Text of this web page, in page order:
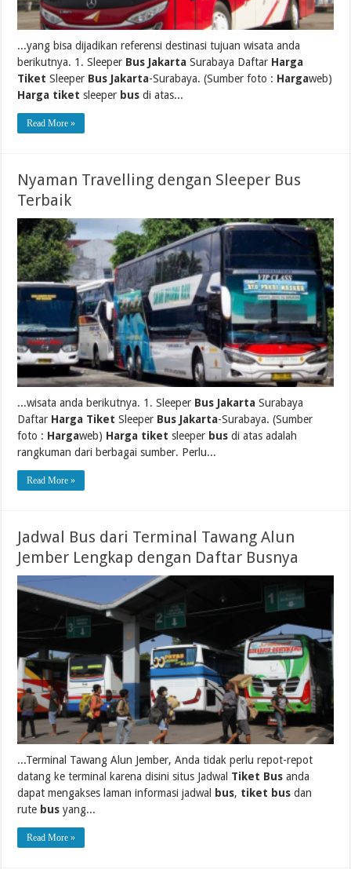
...yang bisa dijadikan referensi destinasi tujuan wisata anda
berikutnya. 1. Sleeper Bus Jakarta Surabaya Daftar Harga
Tiket Sleeper Bus Jakarta-Surabaya. (Sumber foto : Hargaweb)
Harga tiket sleeper bus di atas...
Read More »
Nyaman Travelling dengan Sleeper Bus
Terbaik
...wisata anda berikutnya. 1. Sleeper Bus Jakarta Surabaya
Daftar Harga Tiket Sleeper Bus Jakarta-Surabaya. (Sumber
foto : Hargaweb) Harga tiket sleeper bus di atas adalah
rangkuman dari berbagai sumber. Perlu...
Read More »
Jadwal Bus dari Terminal Tawang Alun
Jember Lengkap dengan Daftar Busnya
...Terminal Tawang Alun Jember, Anda tidak perlu repot-repot
datang ke terminal karena disini situs Jadwal Tiket Bus anda
dapat mengakses laman informasi jadwal
bus, tiket bus dan
rute bus yang...
Read More »